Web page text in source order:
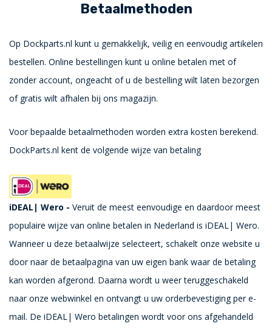
Betaalmethoden
Op Dockparts.nl kunt u gemakkelijk, veilig en eenvoudig artikelen
bestellen. Online bestellingen kunt u online betalen met of
zonder account, ongeacht of u de bestelling wilt laten bezorgen
of gratis wilt afhalen bij ons magazijn.
Voor bepaalde betaalmethoden worden extra kosten berekend.
DockParts.nl kent de volgende wijze van betaling
iDEAL| Wero - Veruit de meest eenvoudige en daardoor meest
populaire wijze van online betalen in Nederland is iDEAL| Wero.
Wanneer u deze betaalwijze selecteert, schakelt onze website u
door naar de betaalpagina van uw eigen bank waar de betaling
kan worden afgerond. Daarna wordt u weer teruggeschakeld
naar onze webwinkel en ontvangt u uw orderbevestiging per e-
mail. De iDEAL| Wero betalingen wordt voor ons afgehandeld